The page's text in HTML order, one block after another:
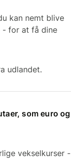
kan nemt blive
- for at få dine
udlandet.
som euro og
vekselkurser -